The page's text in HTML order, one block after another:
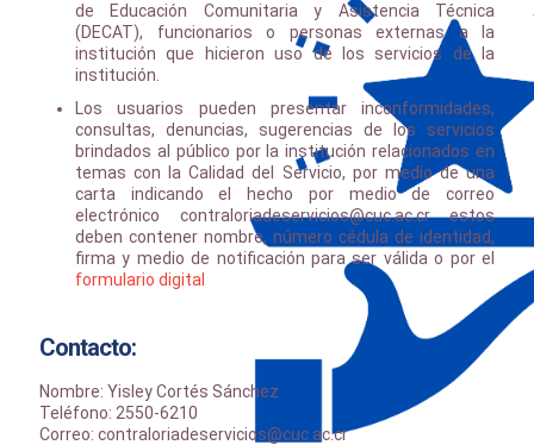
de Educación Comunitaria y Asistencia Técnica
(DECAT), funcionarios o personas externas a la
institución que hicieron uso de los servicios de la
institución.
Los usuarios pueden presentar inconformidades,
consultas, denuncias, sugerencias de los servicios
brindados al público por la institución relacionados en
temas con la Calidad del Servicio, por medio de una
carta indicando el hecho por medio de correo
electrónico contraloriadeservicios@cuc.ac.cr estos
deben contener nombre, número cédula de identidad,
firma y medio de notificación para ser válida o por el
formulario digital
Contacto:
Nombre: Yisley Cortés Sánchez
Teléfono: 2550-6210
Correo: contraloriadeservicios@cuc.ac.cr